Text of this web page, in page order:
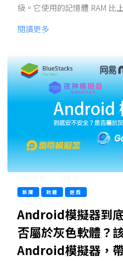
級。它使用的記憶體 RAM 比
閱讀更多
新聞 軟體 遊戲
Android模擬器到
否屬於灰色軟體？
Android模擬器，